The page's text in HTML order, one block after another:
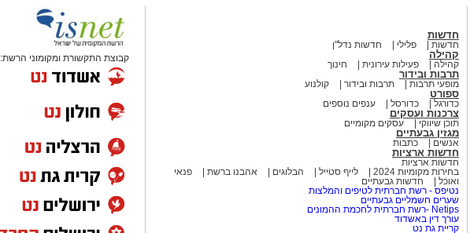
קלאסיקה משעשעת עם מסר
שני נושאים שכדאי להרחיק זה
אהבה פוליטי", בביצוע חנן
דרך עולם השלטון והמשרדים
ובעיקר מזכירה לנו שלפעמים
– עם לא מעט משברים בדרך.
שבכתר
חדשות
חדשות פלילי חדשות נדל"ן
קהילה
קהילה פעילות עירונית חינוך
תרבות ובידור
מופעי תרבות תרבות ובידור קולנוע
ספורט
כדורגל כדורסל ענפים נוספים
צרכנות ועסקים
תוכן שיווקי עסקים מקומיים
מגזין גבעתיים
אנשים כתבות
חדשות ארציות
חדשות ארציות
בחירות מקומיות 2024
לייף סטייל הבלוגים אהבנו ברשת
פנאי
ואוכל
חדשות גבעתיים
נטיפס - רשת חברתית לטיפים והמלצות
שערים חשמליים גבעתיים
Netips -רשת חברתית לחכמת ההמונים
עורך דין באשדוד
קריית גת נט
קבוצת התקשורת ומקומוני הרשת: